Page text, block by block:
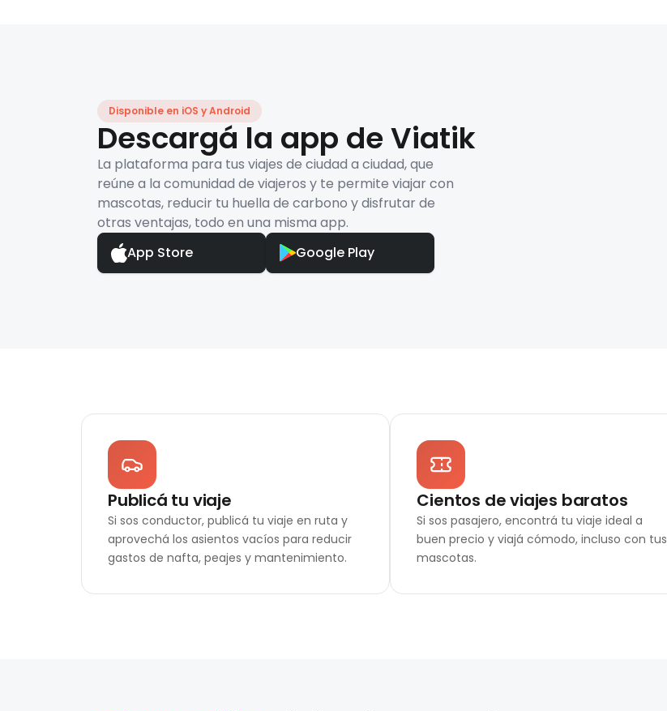
Disponible en iOS y Android
Descargá la app de Viatik
La plataforma para tus viajes de ciudad a ciudad, que
reúne a la comunidad de viajeros y te permite viajar con
mascotas, reducir tu huella de carbono y disfrutar de
otras ventajas, todo en una misma app.
App Store
Google Play
Publicá tu viaje
Si sos conductor, publicá tu viaje en ruta y
aprovechá los asientos vacíos para reducir
gastos de nafta, peajes y mantenimiento.
Cientos de viajes baratos
Si sos pasajero, encontrá tu viaje ideal a
buen precio y viajá cómodo, incluso con tus
mascotas.